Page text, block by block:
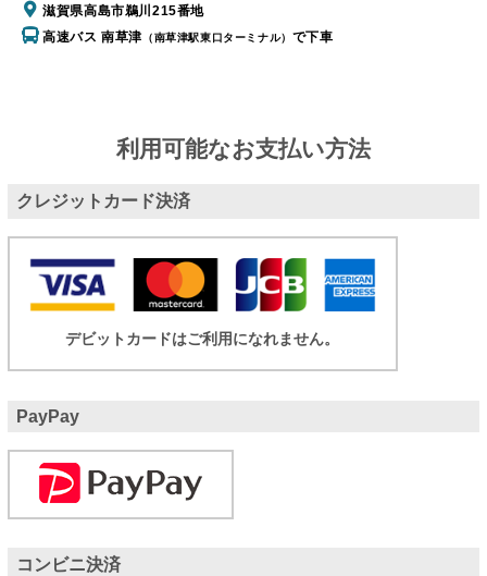
滋賀県高島市鵜川215番地
高速バス 南草津 （南草津駅東口ターミナル） で下車
利用可能なお支払い方法
クレジットカード決済
デビットカードはご利用になれません。
PayPay
コンビニ決済